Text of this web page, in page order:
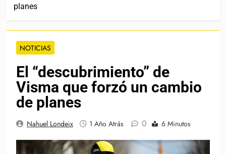
planes
NOTICIAS
El “descubrimiento” de
Visma que forzó un cambio
de planes
Nahuel Londeix 1 Año Atrás 0 6 Minutos